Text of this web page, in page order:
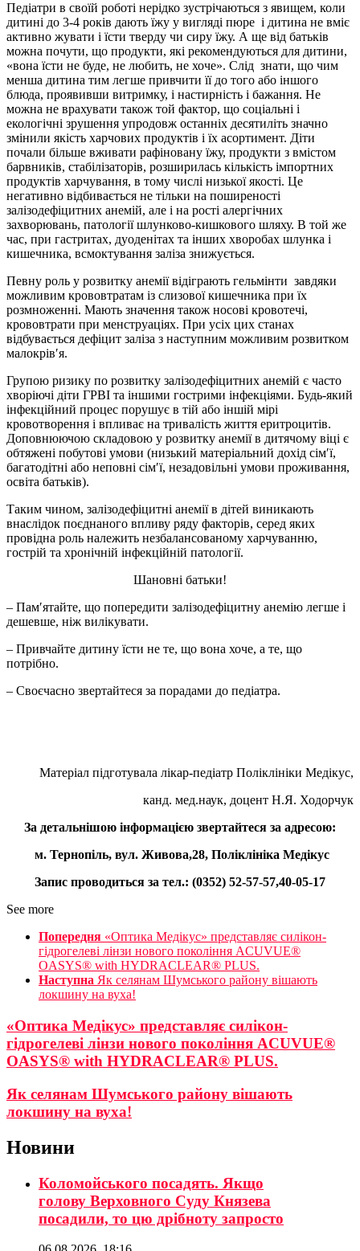
Педіатри в своїй роботі нерідко зустрічаються з явищем, коли
дитині до 3-4 років дають їжу у вигляді пюре і дитина не вміє
активно жувати і їсти тверду чи сиру їжу. А ще від батьків
можна почути, що продукти, які рекомендуються для дитини,
«вона їсти не буде, не любить, не хоче». Слід знати, що чим
менша дитина тим легше привчити її до того або іншого
блюда, проявивши витримку, і настирність і бажання. Не
можна не врахувати також той фактор, що соціальні і
екологічні зрушення упродовж останніх десятиліть значно
змінили якість харчових продуктів і їх асортимент. Діти
почали більше вживати рафіновану їжу, продукти з вмістом
барвників, стабілізаторів, розширилась кількість імпортних
продуктів харчування, в тому числі низької якості. Це
негативно відбивається не тільки на поширеності
залізодефіцитних анемій, але і на рості алергічних
захворювань, патології шлунково-кишкового шляху. В той же
час, при гастритах, дуоденітах та інших хворобах шлунка і
кишечника, всмоктування заліза знижується.
Певну роль у розвитку анемії відіграють гельмінти завдяки
можливим крововтратам із слизової кишечника при їх
розмноженні. Мають значення також носові кровотечі,
крововтрати при менструаціях. При усіх цих станах
відбувається дефіцит заліза з наступним можливим розвитком
малокрів′я.
Групою ризику по розвитку залізодефіцитних анемій є часто
хворіючі діти ГРВІ та іншими гострими інфекціями. Будь-який
інфекційний процес порушує в тій або іншій мірі
кровотворення і впливає на тривалість життя еритроцитів.
Доповнюючою складовою у розвитку анемії в дитячому віці є
обтяжені побутові умови (низький матеріальний дохід сім′ї,
багатодітні або неповні сім′ї, незадовільні умови проживання,
освіта батьків).
Таким чином, залізодефіцитні анемії в дітей виникають
внаслідок поєднаного впливу ряду факторів, серед яких
провідна роль належить незбалансованому харчуванню,
гострій та хронічній інфекційній патології.
Шановні батьки!
– Пам′ятайте, що попередити залізодефіцитну анемію легше і
дешевше, ніж вилікувати.
– Привчайте дитину їсти не те, що вона хоче, а те, що
потрібно.
– Своєчасно звертайтеся за порадами до педіатра.
Матеріал підготувала лікар-педіатр Поліклініки Медікус,
канд. мед.наук, доцент Н.Я. Ходорчук
За детальнішою інформацією звертайтеся за адресою:
м. Тернопіль, вул. Живова,28, Поліклініка Медікус
Запис проводиться за тел.: (0352) 52-57-57,40-05-17
See more
Попередня «Оптика Медікус» представляє силікон-
гідрогелеві лінзи нового покоління ACUVUE®
OASYS® with HYDRACLEAR® PLUS.
Наступна Як селянам Шумського району вішають
локшину на вуха!
«Оптика Медікус» представляє силікон-
гідрогелеві лінзи нового покоління ACUVUE®
OASYS® with HYDRACLEAR® PLUS.
Як селянам Шумського району вішають
локшину на вуха!
Новини
Коломойського посадять. Якщо
голову Верховного Суду Князева
посадили, то цю дрібноту запросто